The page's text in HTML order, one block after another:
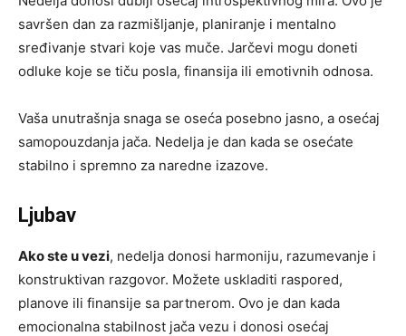
savršen dan za razmišljanje, planiranje i mentalno
sređivanje stvari koje vas muče. Jarčevi mogu doneti
odluke koje se tiču posla, finansija ili emotivnih odnosa.
Vaša unutrašnja snaga se oseća posebno jasno, a osećaj
samopouzdanja jača. Nedelja je dan kada se osećate
stabilno i spremno za naredne izazove.
Ljubav
Ako ste u vezi, nedelja donosi harmoniju, razumevanje i
konstruktivan razgovor. Možete uskladiti raspored,
planove ili finansije sa partnerom. Ovo je dan kada
emocionalna stabilnost jača vezu i donosi osećaj